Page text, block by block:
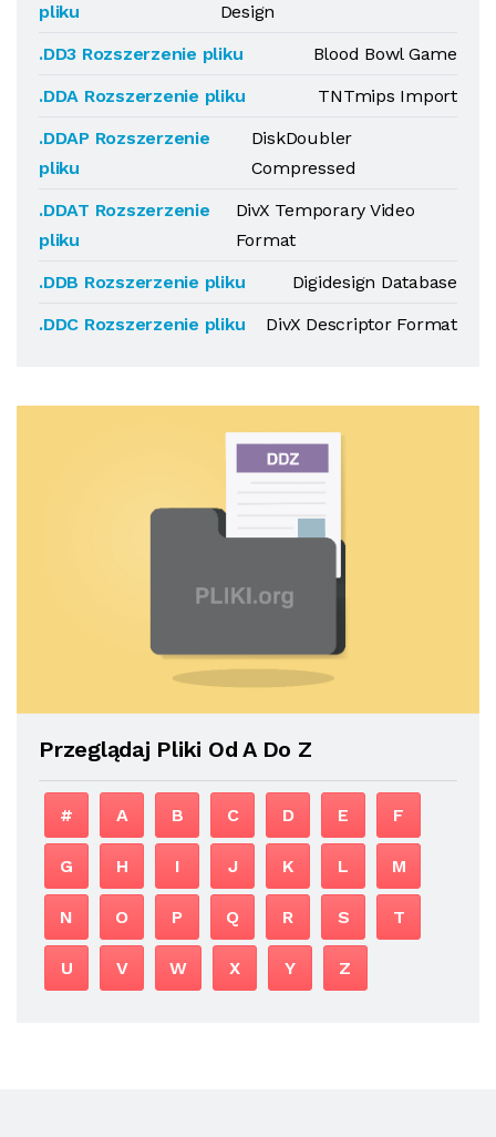
pliku
Design
.DD3 Rozszerzenie pliku
Blood Bowl Game
.DDA Rozszerzenie pliku
TNTmips Import
.DDAP Rozszerzenie
pliku
DiskDoubler
Compressed
.DDAT Rozszerzenie
pliku
DivX Temporary Video
Format
.DDB Rozszerzenie pliku
Digidesign Database
.DDC Rozszerzenie pliku
DivX Descriptor Format
Przeglądaj Pliki Od A Do Z
# A B C D E F
G H I J K L M
N O P Q R S T
U V W X Y Z